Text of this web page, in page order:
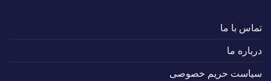
تماس با ما
درباره ما
سیاست حریم خصوصی